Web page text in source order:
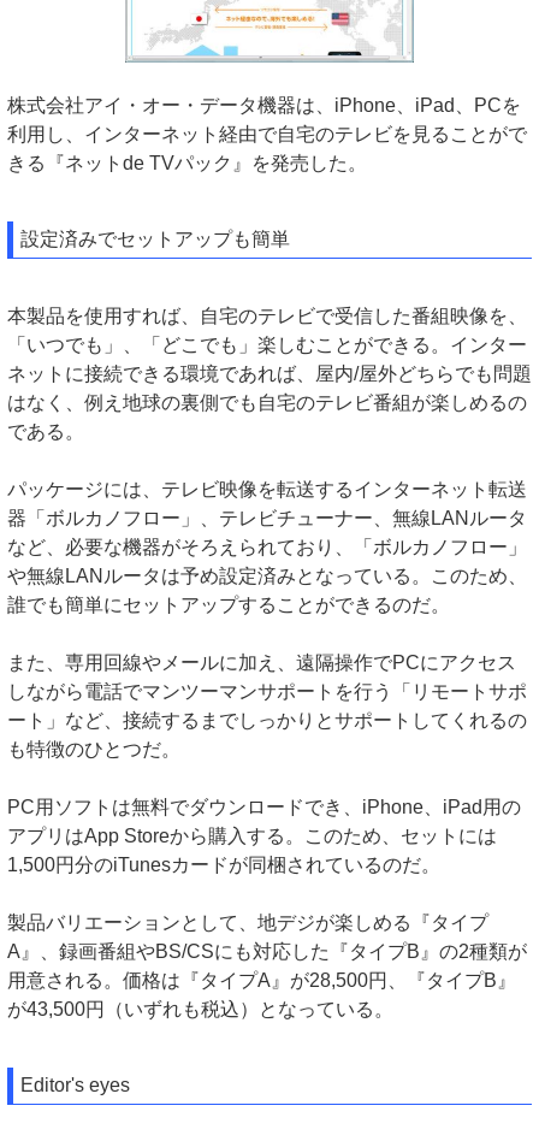
株式会社アイ・オー・データ機器は、iPhone、iPad、PCを
利用し、インターネット経由で自宅のテレビを見ることがで
きる『ネットde TVパック』を発売した。
設定済みでセットアップも簡単
本製品を使用すれば、自宅のテレビで受信した番組映像を、
「いつでも」、「どこでも」楽しむことができる。インター
ネットに接続できる環境であれば、屋内/屋外どちらでも問題
はなく、例え地球の裏側でも自宅のテレビ番組が楽しめるの
である。
パッケージには、テレビ映像を転送するインターネット転送
器「ボルカノフロー」、テレビチューナー、無線LANルータ
など、必要な機器がそろえられており、「ボルカノフロー」
や無線LANルータは予め設定済みとなっている。このため、
誰でも簡単にセットアップすることができるのだ。
また、専用回線やメールに加え、遠隔操作でPCにアクセス
しながら電話でマンツーマンサポートを行う「リモートサポ
ート」など、接続するまでしっかりとサポートしてくれるの
も特徴のひとつだ。
PC用ソフトは無料でダウンロードでき、iPhone、iPad用の
アプリはApp Storeから購入する。このため、セットには
1,500円分のiTunesカードが同梱されているのだ。
製品バリエーションとして、地デジが楽しめる『タイプ
A』、録画番組やBS/CSにも対応した『タイプB』の2種類が
用意される。価格は『タイプA』が28,500円、『タイプB』
が43,500円（いずれも税込）となっている。
Editor's eyes